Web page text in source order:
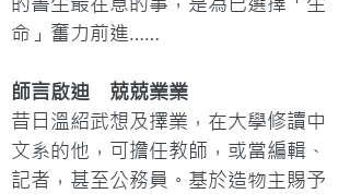
命」奮力前進……
師言啟迪　兢兢業業
昔日溫紹武想及擇業，在大學修讀中
文系的他，可擔任教師，或當編輯、
記者，甚至公務員。基於造物主賜予